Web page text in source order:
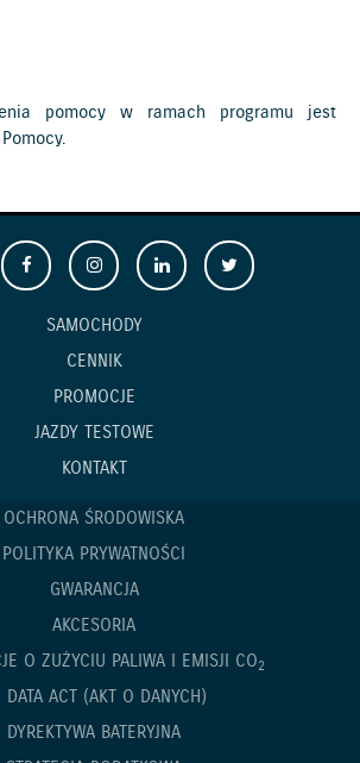
pomocy w ramach programu jest
SAMOCHODY
CENNIK
PROMOCJE
JAZDY TESTOWE
KONTAKT
OCHRONA ŚRODOWISKA
POLITYKA PRYWATNOŚCI
GWARANCJA
AKCESORIA
O ZUŻYCIU PALIWA I EMISJI CO2
DATA ACT (AKT O DANYCH)
DYREKTYWA BATERYJNA